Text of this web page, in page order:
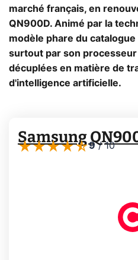
marché français, en
QN900D. Animé par la
modèle phare du
surtout par son
décuplées en matière de
d'intelligence artificielle.
Samsung 9/10